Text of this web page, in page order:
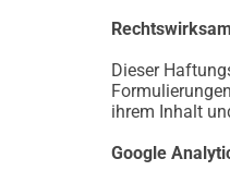
Dieser
ihrem Inhalt
Google